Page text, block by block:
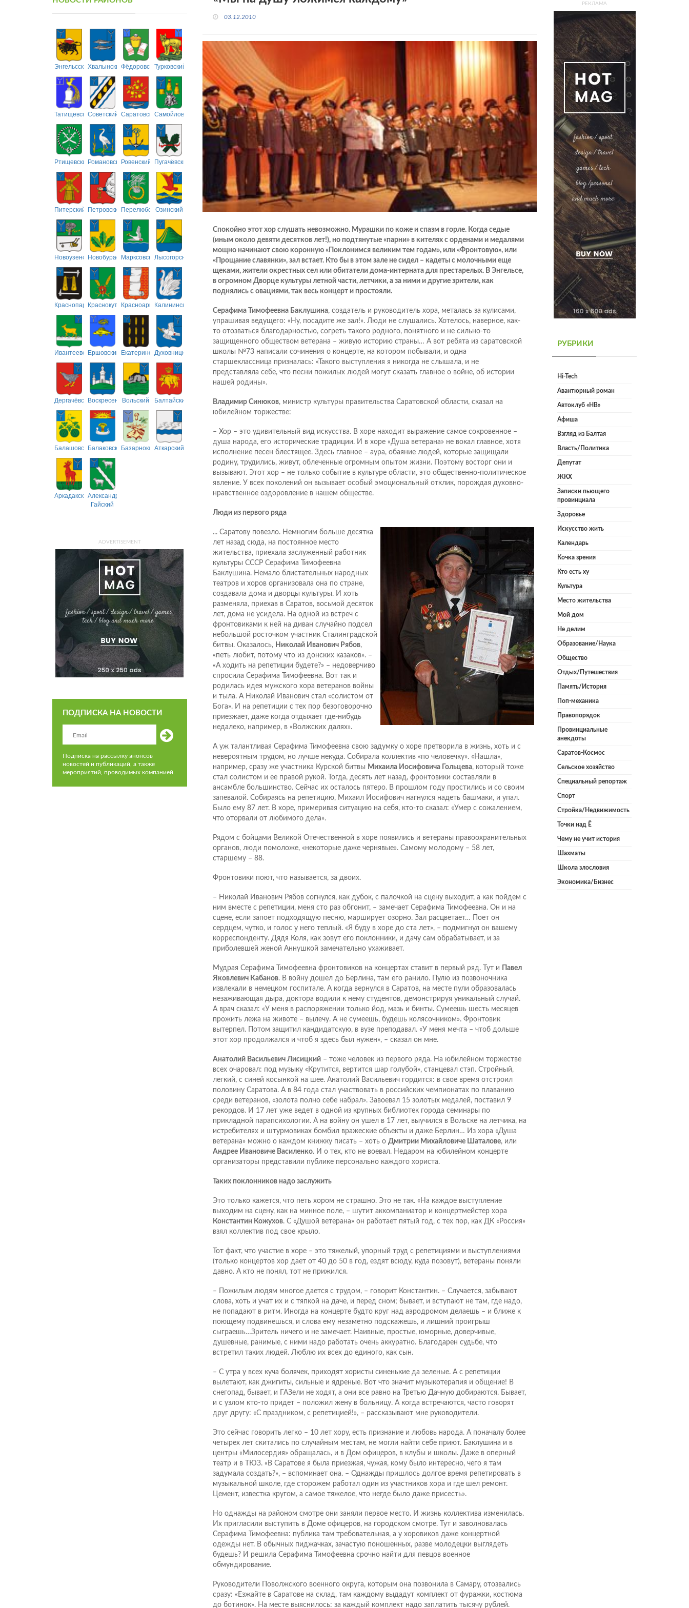
ЭнгельсскийХвалынскийФёдоровскийТурковский
ТатищевскийСоветский СаратовскийСамойловский
РтищевскийРомановскийРовенский Пугачёвский
Питерский ПетровскийПерелюбскийОзинский
НовоузенскийНовобурасскийМарксовскийЛысогорский
Краснопартизанский
КраснокутскийКрасноармейский
Калининский
ИвантеевскийЕршовский ЕкатериновскийДуховницкий
ДергачёвскийВоскресенскийВольский Балтайский
БалашовскийБалаковскийБазарнокарабулакский
Аткарский
АркадакскийАлександрово-
Гайский
ADVERTISEMENT
ПОДПИСКА НА НОВОСТИ
Подписка на рассылку анонсов
новостей и публикаций, а также
мероприятий, проводимых компанией.
03.12.2010
Спокойно этот хор слушать невозможно. Мурашки по коже и спазм в горле. Когда седые
(иным около девяти десятков лет!), но подтянутые «парни» в кителях с орденами и медалями
мощно начинают свою коронную «Поклонимся великим тем годам», или «Фронтовую», или
«Прощание славянки», зал встает. Кто бы в этом зале не сидел – кадеты с молочными еще
щеками, жители окрестных сел или обитатели дома-интерната для престарелых. В Энгельсе,
в огромном Дворце культуры летной части, летчики, а за ними и другие зрители, как
поднялись с овациями, так весь концерт и простояли.
Серафима Тимофеевна Баклушина, создатель и руководитель хора, металась за кулисами,
упрашивая ведущего: «Ну, посадите же зал!». Люди не слушались. Хотелось, наверное, как-
то отозваться благодарностью, согреть такого родного, понятного и не сильно-то
защищенного обществом ветерана – живую историю страны… А вот ребята из саратовской
школы №73 написали сочинения о концерте, на котором побывали, и одна
старшеклассница призналась: «Такого выступления я никогда не слышала, и не
представляла себе, что песни пожилых людей могут сказать главное о войне, об истории
нашей родины».
Владимир Синюков, министр культуры правительства Саратовской области, сказал на
юбилейном торжестве:
– Хор – это удивительный вид искусства. В хоре находит выражение самое сокровенное –
душа народа, его исторические традиции. И в хоре «Душа ветерана» не вокал главное, хотя
исполнение песен блестящее. Здесь главное – аура, обаяние людей, которые защищали
родину, трудились, живут, облеченные огромным опытом жизни. Поэтому восторг они и
вызывают. Этот хор – не только событие в культуре области, это общественно-политическое
явление. У всех поколений он вызывает особый эмоциональный отклик, порождая духовно-
нравственное оздоровление в нашем обществе.
Люди из первого ряда
... Саратову повезло. Немногим больше десятка
лет назад сюда, на постоянное место
жительства, приехала заслуженный работник
культуры СССР Серафима Тимофеевна
Баклушина. Немало блистательных народных
театров и хоров организовала она по стране,
создавала дома и дворцы культуры. И хоть
разменяла, приехав в Саратов, восьмой десяток
лет, дома не усидела. На одной из встреч с
фронтовиками к ней на диван случайно подсел
небольшой росточком участник Сталинградской
битвы. Оказалось, Николай Иванович Рябов,
«петь любит, потому что из донских казаков». –
«А ходить на репетиции будете?» – недоверчиво
спросила Серафима Тимофеевна. Вот так и
родилась идея мужского хора ветеранов войны
и тыла. А Николай Иванович стал «солистом от
Бога». И на репетиции с тех пор безоговорочно
приезжает, даже когда отдыхает где-нибудь
недалеко, например, в «Волжских далях».
А уж талантливая Серафима Тимофеевна свою задумку о хоре претворила в жизнь, хоть и с
невероятным трудом, но лучше некуда. Собирала коллектив «по человечку». «Нашла»,
например, сразу же участника Курской битвы Михаила Иосифовича Гольцева, который тоже
стал солистом и ее правой рукой. Тогда, десять лет назад, фронтовики составляли в
ансамбле большинство. Сейчас их осталось пятеро. В прошлом году простились и со своим
запевалой. Собираясь на репетицию, Михаил Иосифович нагнулся надеть башмаки, и упал.
Было ему 87 лет. В хоре, примеривая ситуацию на себя, кто-то сказал: «Умер с сожалением,
что оторвали от любимого дела».
Рядом с бойцами Великой Отечественной в хоре появились и ветераны правоохранительных
органов, люди помоложе, «некоторые даже чернявые». Самому молодому – 58 лет,
старшему – 88.
Фронтовики поют, что называется, за двоих.
– Николай Иванович Рябов согнулся, как дубок, с палочкой на сцену выходит, а как пойдем с
ним вместе с репетиции, меня сто раз обгонит, – замечает Серафима Тимофеевна. Он и на
сцене, если запоет подходящую песню, марширует озорно. Зал расцветает… Поет он
сердцем, чутко, и голос у него теплый. «Я буду в хоре до ста лет», – подмигнул он вашему
корреспонденту. Дядя Коля, как зовут его поклонники, и дачу сам обрабатывает, и за
приболевшей женой Аннушкой замечательно ухаживает.
Мудрая Серафима Тимофеевна фронтовиков на концертах ставит в первый ряд. Тут и
Павел
Яковлевич Кабанов. В войну дошел до Берлина, там его ранило. Пулю из позвоночника
извлекали в немецком госпитале. А когда вернулся в Саратов, на месте пули образовалась
незаживающая дыра, доктора водили к нему студентов, демонстрируя уникальный случай.
А врач сказал: «У меня в распоряжении только йод, мазь и бинты. Сумеешь шесть месяцев
прожить лежа на животе – вылечу. А не сумеешь, будешь колясочником». Фронтовик
вытерпел. Потом защитил кандидатскую, в вузе преподавал. «У меня мечта – чтоб дольше
этот хор продолжался и чтоб я здесь был нужен», – сказал он мне.
Анатолий Васильевич Лисицкий– тоже человек из первого ряда. На юбилейном торжестве
всех очаровал: под музыку «Крутится, вертится шар голубой», станцевал стэп. Стройный,
легкий, с синей косынкой на шее. Анатолий Васильевич гордится: в свое время отстроил
половину Саратова. А в 84 года стал участвовать в российских чемпионатах по плаванию
среди ветеранов, «золота полно себе набрал». Завоевал 15 золотых медалей, поставил 9
рекордов. И 17 лет уже ведет в одной из крупных библиотек города семинары по
прикладной парапсихологии. А на войну он ушел в 17 лет, выучился в Вольске на летчика, на
истребителях и штурмовиках бомбил вражеские объекты и даже Берлин… Из хора «Душа
ветерана» можно о каждом книжку писать – хоть о Дмитрии Михайловиче Шаталове, или
Андрее Ивановиче Василенко. И о тех, кто не воевал. Недаром на юбилейном концерте
организаторы представили публике персонально каждого хориста.
Таких поклонников надо заслужить
Это только кажется, что петь хором не страшно. Это не так. «На каждое выступление
выходим на сцену, как на минное поле, – шутит аккомпаниатор и концертмейстер хора
Константин Кожухов. С «Душой ветерана» он работает пятый год, с тех пор, как ДК «Россия»
взял коллектив под свое крыло.
Тот факт, что участие в хоре – это тяжелый, упорный труд с репетициями и выступлениями
(только концертов хор дает от 40 до 50 в год, ездят всюду, куда позовут), ветераны поняли
давно. А кто не понял, тот не прижился.
– Пожилым людям многое дается с трудом, – говорит Константин. – Случается, забывают
слова, хоть и учат их и с тяпкой на даче, и перед сном; бывает, и вступают не там, где надо,
не попадают в ритм. Иногда на концерте будто круг над аэродромом делаешь – и ближе к
поющему подвинешься, и слова ему незаметно подскажешь, и лишний проигрыш
сыграешь…Зритель ничего и не замечает. Наивные, простые, юморные, доверчивые,
душевные, ранимые, с ними надо работать очень аккуратно. Благодарен судьбе, что
встретил таких людей. Люблю их всех до единого, как сын.
– С утра у всех куча болячек, приходят хористы синенькие да зеленые. А с репетиции
вылетают, как джигиты, сильные и ядреные. Вот что значит музыкотерапия и общение! В
снегопад, бывает, и ГАЗели не ходят, а они все равно на Третью Дачную добираются. Бывает,
и с узлом кто-то придет – положил жену в больницу. А когда встречаются, часто говорят
друг другу: «С праздником, с репетицией!», – рассказывают мне руководители.
Это сейчас говорить легко – 10 лет хору, есть признание и любовь народа. А поначалу более
четырех лет скитались по случайным местам, не могли найти себе приют. Баклушина и в
центры «Милосердия» обращалась, и в Дом офицеров, в клубы и школы. Даже в оперный
театр и в ТЮЗ. «В Саратове я была приезжая, чужая, кому было интересно, чего я там
задумала создать?», – вспоминает она. – Однажды пришлось долгое время репетировать в
музыкальной школе, где сторожем работал один из участников хора и где шел ремонт.
Цемент, известка кругом, а самое тяжелое, что негде было даже присесть».
Но однажды на районом смотре они заняли первое место. И жизнь коллектива изменилась.
Их пригласили выступить в Доме офицеров, на городском смотре. Тут и заволновалась
Серафима Тимофеевна: публика там требовательная, а у хоровиков даже концертной
одежды нет. В обычных пиджачках, зачастую поношенных, разве молодецки выглядеть
будешь? И решила Серафима Тимофеевна срочно найти для певцов военное
обмундирование.
Руководители Поволжского военного округа, которым она позвонила в Самару, отозвались
сразу: «Езжайте в Саратове на склад, там каждому выдадут комплект от фуражки, костюма
до ботинок». На месте выяснилось: за каждый комплект надо заплатить тысячу рублей.
РЕКЛАМА
РУБРИКИ
Hi-Tech
Авантюрный роман
Автоклуб «НВ»
Афиша
Взгляд из Балтая
Власть/Политика
Депутат
ЖКХ
Записки пьющего
провинциала
Здоровье
Искусство жить
Календарь
Кочка зрения
Кто есть ху
Культура
Место жительства
Мой дом
Не делим
Образование/Наука
Общество
Отдых/Путешествия
Память/История
Поп-механика
Правопорядок
Провинциальные
анекдоты
Саратов-Космос
Сельское хозяйство
Специальный репортаж
Спорт
Стройка/Недвижимость
Точки над Ё
Чему не учит история
Шахматы
Школа злословия
Экономика/Бизнес